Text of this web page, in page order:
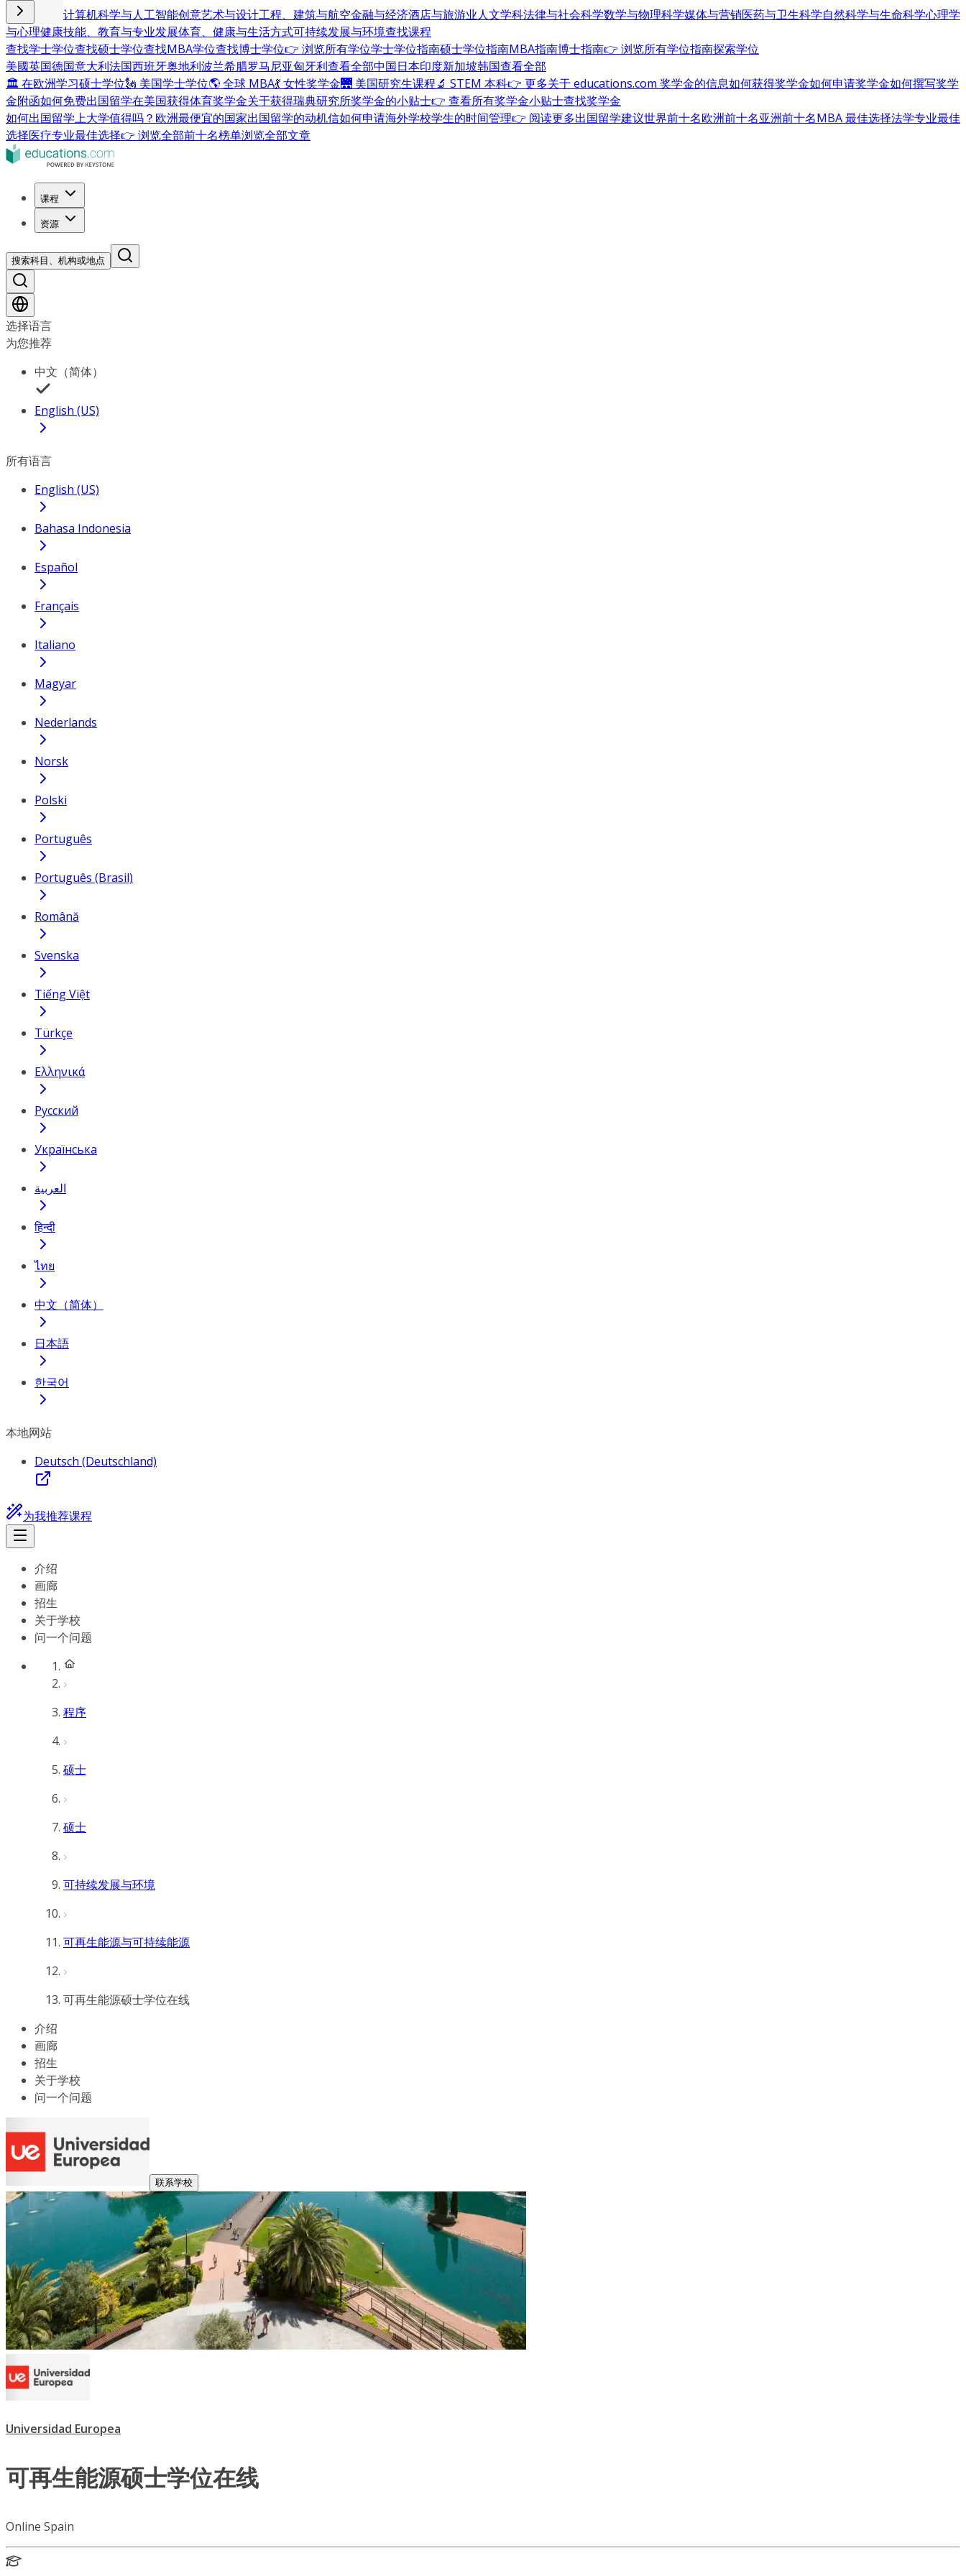
商业与管理 计算机科学与人工智能创意艺术与设计工程、建筑与航空金融与经济酒店与旅游业人文学科法律与社会科学数学与物理科学媒体与营销医药与卫生科学自然科学与生命科学心理学
与心理健康技能、教育与专业发展体育、健康与生活方式可持续发展与环境查找课程
查找学士学位查找硕士学位查找MBA学位查找博士学位👉 浏览所有学位学士学位指南硕士学位指南MBA指南博士指南👉 浏览所有学位指南探索学位
美國英国德国意大利法国西班牙奥地利波兰希腊罗马尼亚匈牙利查看全部中国日本印度新加坡韩国查看全部
🏛 在欧洲学习硕士学位🗽 美国学士学位🌎 全球 MBA💃 女性奖学金🌉 美国研究生课程🔬 STEM 本科👉 更多关于 educations.com 奖学金的信息如何获得奖学金如何申请奖学金如何撰写奖学
金附函如何免费出国留学在美国获得体育奖学金关于获得瑞典研究所奖学金的小贴士👉 查看所有奖学金小贴士查找奖学金
如何出国留学上大学值得吗？ 欧洲最便宜的国家出国留学的动机信如何申请海外学校学生的时间管理👉 阅读更多出国留学建议世界前十名欧洲前十名亚洲前十名MBA 最佳选择法学专业最佳
选择医疗专业最佳选择👉 浏览全部前十名榜单浏览全部文章
课程
资源
搜索科目、机构或地点
选择语言
为您推荐
中文（简体）
English (US)
所有语言
English (US)
Bahasa Indonesia
Español
Français
Italiano
Magyar
Nederlands
Norsk
Polski
Português
Português (Brasil)
Română
Svenska
Tiếng Việt
Türkçe
Ελληνικά
Русский
Українська
العربية
हिन्दी
ไทย
中文（简体）
日本語
한국어
本地网站
Deutsch (Deutschland)
为我推荐课程
介绍
画廊
招生
关于学校
问一个问题
程序
硕士
硕士
可持续发展与环境
可再生能源与可持续能源
可再生能源硕士学位在线
介绍
画廊
招生
关于学校
问一个问题
联系学校
Universidad Europea
可再生能源硕士学位在线
Online Spain